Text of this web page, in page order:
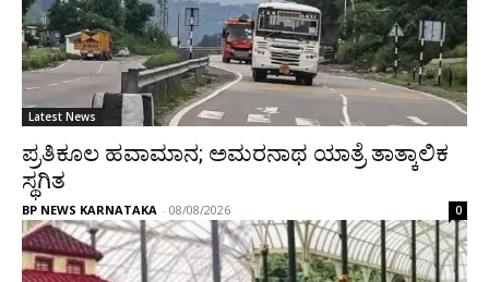
Latest News
ಪ್ರತಿಕೂಲ ಹವಾಮಾನ; ಅಮರನಾಥ ಯಾತ್ರೆ ತಾತ್ಕಾಲಿಕ
ಸ್ಥಗಿತ
BP NEWS KARNATAKA - 08/08/2026 0